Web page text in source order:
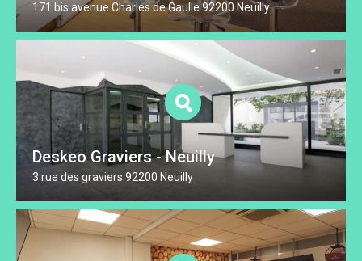
171 bis avenue Charles de Gaulle 92200 Neuilly
Deskeo Graviers - Neuilly
3 rue des graviers 92200 Neuilly